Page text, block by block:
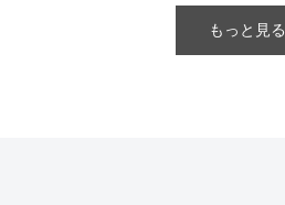
もっと見る